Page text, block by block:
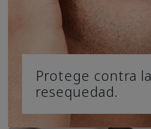
Protege contra la
resequedad.